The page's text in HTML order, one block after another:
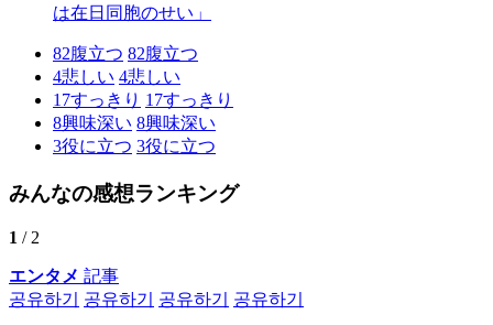
は在日同胞のせい」
82腹立つ 82腹立つ
4悲しい 4悲しい
17すっきり 17すっきり
8興味深い 8興味深い
3役に立つ 3役に立つ
みんなの感想ランキング
1 / 2
エンタメ 記事
공유하기
공유하기 공유하기 공유하기